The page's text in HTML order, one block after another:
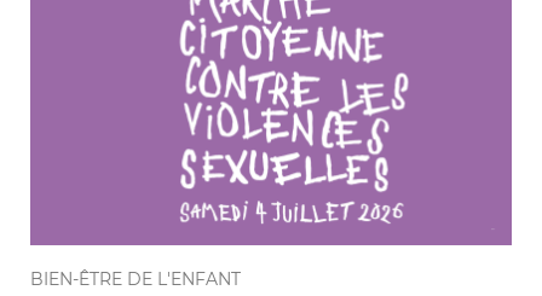
BIEN-ÊTRE DE L'ENFANT